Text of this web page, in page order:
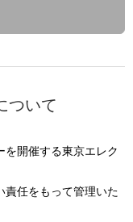
ついて
を開催する東京エレク
責任をもって管理いた